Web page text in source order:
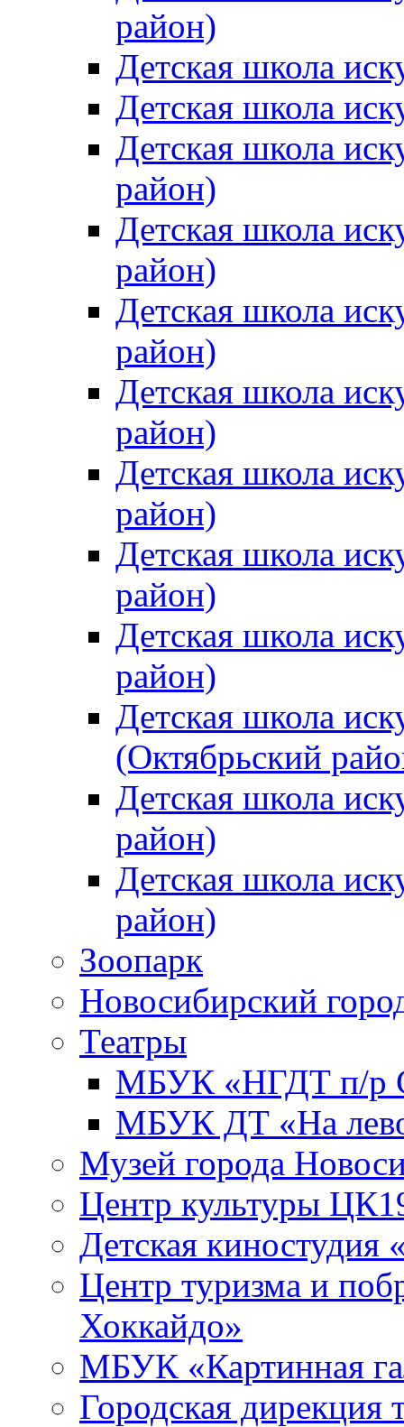
район)
Детская школа
Детская школа
Детская школа
район)
Детская школа
район)
Детская школа
район)
Детская школа
район)
Детская школа
район)
Детская школа
район)
Детская школа
район)
Детская школа
(Октябрьский
Детская школа
район)
Детская школа
район)
Зоопарк
Новосибирский
Театры
МБУК «НГДТ п/р
МБУК ДТ «На
Музей города
Центр культуры
Детская киностудия
Центр туризма и
Хоккайдо»
МБУК «Картинная
Городская дирекция